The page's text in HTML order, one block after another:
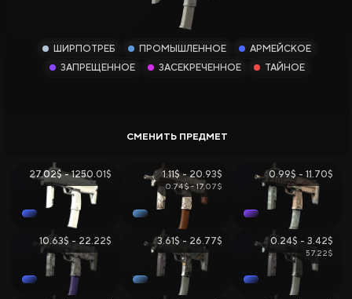
Новые Сайты
Вики CS2
Продажа и Обмен Скинов
ШИРПОТРЕБ ПРОМЫШЛЕННОЕ
АРМЕЙСКОЕ
ЗАПРЕЩЕННОЕ
ЗАСЕКРЕЧЕННОЕ ТАЙНОЕ
27.02$ - 1250.01$ 1.11$ - 20.93$
0.74$ - 17.07$
0.99$ - 11.70$
10.63$ - 22.22$ 3.61$ - 26.77$ 0.24$ - 3.42$
57.22$